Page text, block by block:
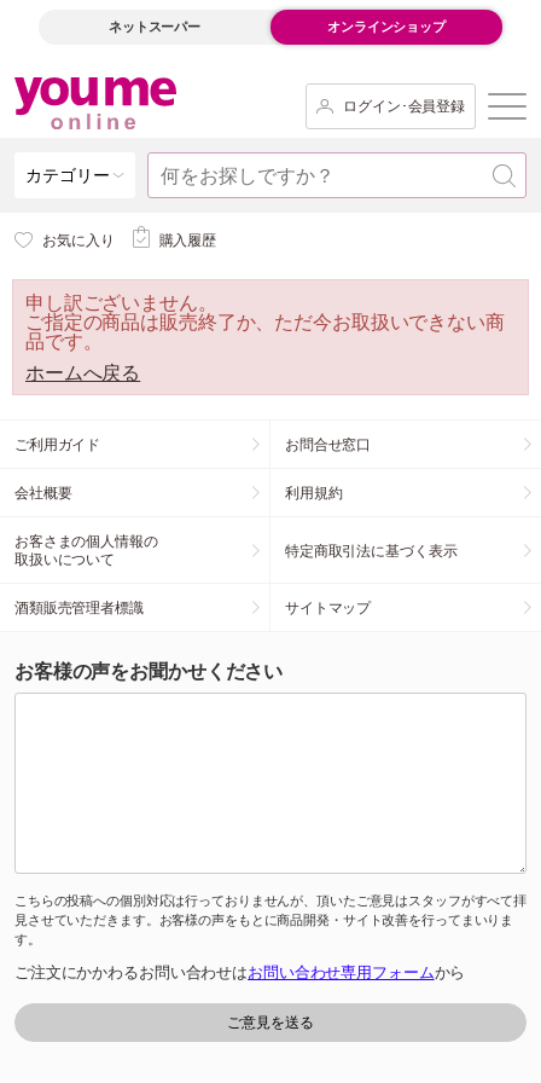
ネットスーパー オンラインショップ
ログイン･会員登録
カテゴリー
お気に入り 購入履歴
申し訳ございません。
ご指定の商品は販売終了か、ただ今お取扱いできない商
品です。
ホームへ戻る
ご利用ガイド お問合せ窓口
会社概要 利用規約
お客さまの個人情報の
取扱いについて
特定商取引法に基づく表示
酒類販売管理者標識 サイトマップ
お客様の声をお聞かせください
こちらの投稿への個別対応は行っておりませんが、頂いたご意見はスタッフがすべて拝
見させていただきます。お客様の声をもとに商品開発・サイト改善を行ってまいりま
す。
ご注文にかかわるお問い合わせはお問い合わせ専用フォームから